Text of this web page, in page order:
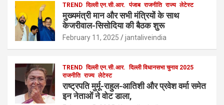
b
o
o
k
d
o
n
e
TREND दिल्ली एन.सी.आर. पंजाब राजनीति राज्य लेटेस्ट
मुख्यमंत्री मान और सभी मंत्रियों के साथ
केजरीवाल-सिसोदिया की बैठक शुरू
February 11, 2025 jantaliveindia
TREND दिल्ली एन.सी.आर. दिल्ली विधानसभा चुनाव 2025
राजनीति राज्य लेटेस्ट
राष्ट्रपति मुर्मू-राहुल-आतिशी और प्रवेश वर्मा समेत
इन नेताओं ने वोट डाला,